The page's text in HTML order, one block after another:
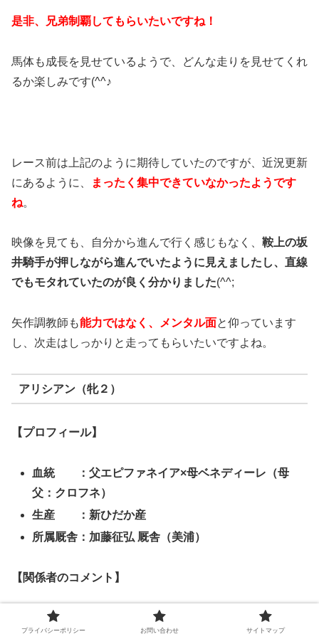
是非、兄弟制覇してもらいたいですね！
馬体も成長を見せているようで、どんな走りを見せてくれ
るか楽しみです(^^♪
レース前は上記のように期待していたのですが、近況更新
にあるように、
まったく集中できていなかったようです
ね。
映像を見ても、自分から進んで行く感じもなく、 鞍上の坂
井騎手が押しながら進んでいたように見えましたし、直線
でもモタれていたのが良く分かりました(^^;
矢作調教師も能力ではなく、メンタル面と仰っています
し、次走はしっかりと走ってもらいたいですよね。
アリシアン（牝２）
【プロフィール】
血統 ：父エピファネイア×母ベネディーレ（母
父：クロフネ）
生産 ：新ひだか産
所属厩舎：加藤征弘 厩舎（美浦）
【関係者のコメント】
21.08.21
プライバシーポリシー お問い合わせ サイトマップ